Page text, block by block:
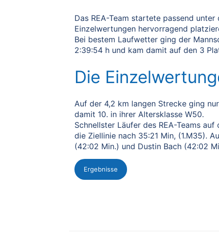
Das REA-Team startete passend
Einzelwertungen hervorragend
Bei bestem Laufwetter ging der
2:39:54 h und kam damit auf den 3
Die
Auf der 4,2 km langen Strecke ging
damit 10. in ihrer Altersklasse W50.
Schnellster Läufer des REA-Teams
die Ziellinie nach 35:21 Min, (1.M35).
(42:02 Min.) und Dustin Bach (42:02
Ergebnisse